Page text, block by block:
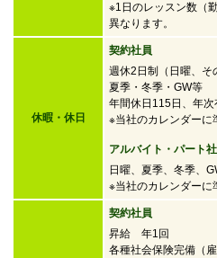
※1日のレッスン数（
異なります。
休暇・休日
契約社員
週休2日制（日曜、そ
夏季・冬季・GW等
年間休日115日、年次
※当社のカレンダーに
アルバイト・パート
日曜、夏季、冬季、
※当社のカレンダーに
契約社員
昇給 年1回
各種社会保険完備（